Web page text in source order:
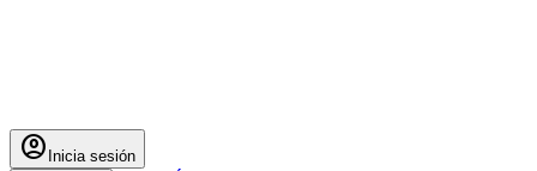
account_circle Inicia sesión